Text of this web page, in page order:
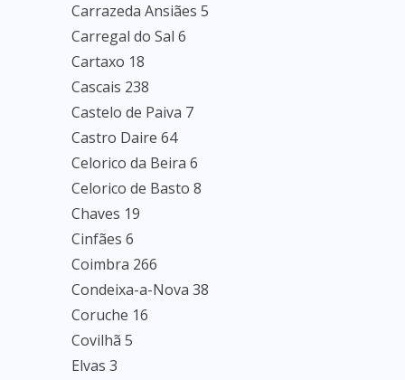
Carrazeda Ansiães 5
Carregal do Sal 6
Cartaxo 18
Cascais 238
Castelo de Paiva 7
Castro Daire 64
Celorico da Beira 6
Celorico de Basto 8
Chaves 19
Cinfães 6
Coimbra 266
Condeixa-a-Nova 38
Coruche 16
Covilhã 5
Elvas 3